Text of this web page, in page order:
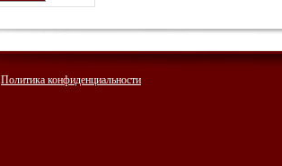
Политика конфиденциальности